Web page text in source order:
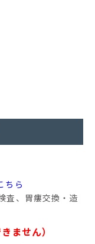
ちら
査、胃瘻交換・造
ません）